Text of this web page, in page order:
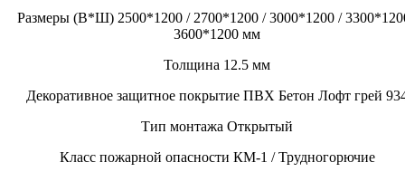
Размеры (В*Ш)2500*1200 / 2700*1200 / 3000*1200 /
3600*1200 мм
Толщина 12.5 мм
Декоративное защитное покрытие ПВХ Бетон Лофт грей
Тип монтажа Открытый
Класс пожарной опасности КМ-1 / Трудногорючие